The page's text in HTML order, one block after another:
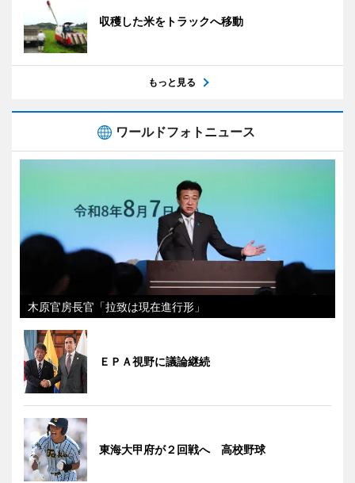
収穫した米をトラックへ移動
もっと見る
ワールドフォトニュース
木原官房長官「拉致は現在進行形」
ＥＰＡ視野に議論継続
東海大甲府が２回戦へ 高校野球